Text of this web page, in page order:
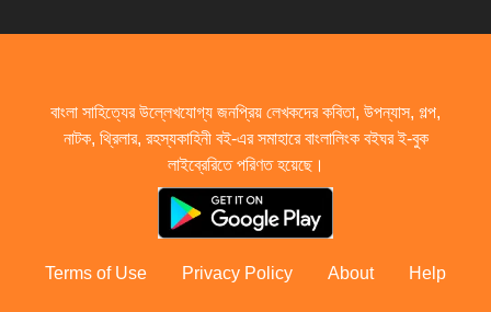
বাংলা সাহিত্যের উল্লেখযোগ্য জনপ্রিয় লেখকদের কবিতা, উপন্যাস, গল্প,
নাটক, থ্রিলার, রহস্যকাহিনী বই-এর সমাহারে বাংলালিংক বইঘর ই-বুক
লাইব্রেরিতে পরিণত হয়েছে।
Terms of Use Privacy Policy About Help